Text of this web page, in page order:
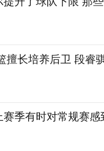
擅长培养后卫 段睿
季有时对常规赛